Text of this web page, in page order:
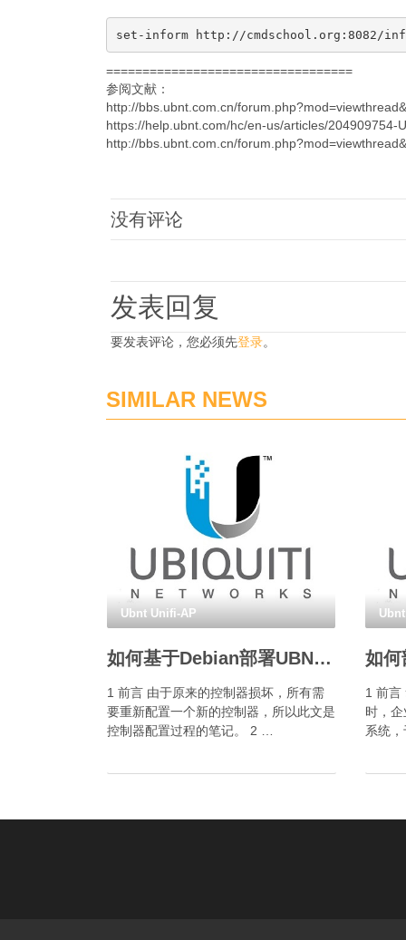
==================================
参阅文献：
http://bbs.ubnt.com.cn/
https://help.ubnt.com/hc/en-us/articles/
http://bbs.ubnt.com.cn/
没有评论
发表回复
要发表评论，您必须先登录。
SIMILAR NEWS
Ubnt Unifi-AP
如何基于Debian部署UBNT Unifi控制器？
1 前言 由于原来的控制器损坏，所有需
要重新配置一个新的控制器，所以此文是
控制器配置过程的笔记。 2 …
1 前言
时，
系统